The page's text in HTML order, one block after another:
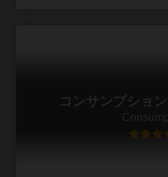
コンサンプショ